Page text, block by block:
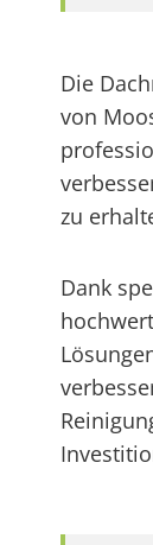
Die
von
zu
Dank